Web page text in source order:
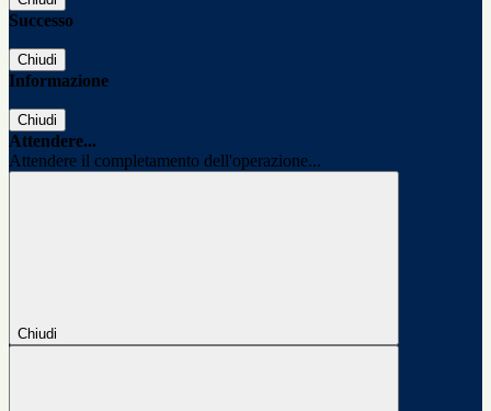
Successo
Chiudi
Informazione
Chiudi
Attendere...
Attendere il completamento dell'operazione...
Chiudi